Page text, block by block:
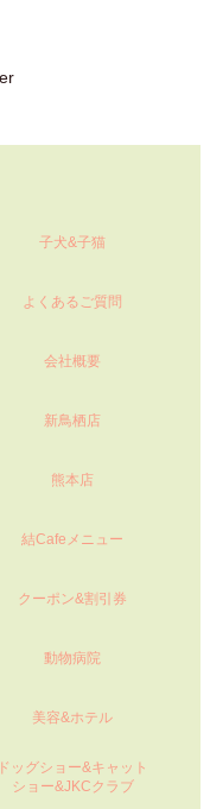
子犬&子猫
よくあるご質問
会社概要
新鳥栖店
熊本店
結Cafeメニュー
クーポン&割引券
動物病院
美容&ホテル
ドッグショー&キャット
ショー&JKCクラブ